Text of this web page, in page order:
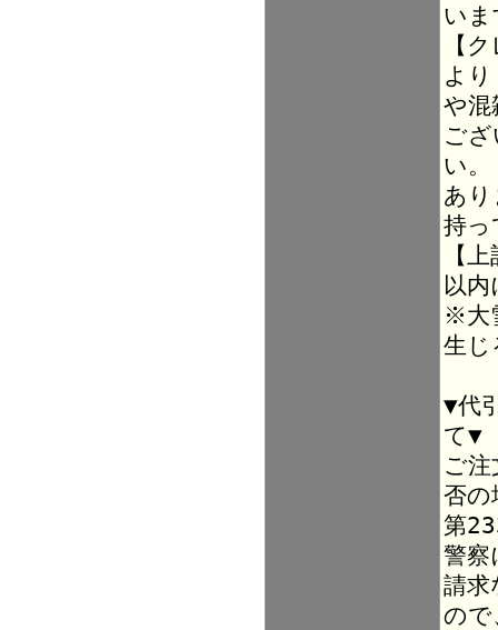
い
【
よ
や混
ご
い
あ
持っ
【
以内
※大
生じ
▼代
て▼
ご
否の
第
警察
請求
ので